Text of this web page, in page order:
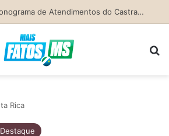
Secretaria da Mulher de Costa Rica abre Agosto Lilás com palestra sobre ciclo da violência e defesa pessoal
Rica